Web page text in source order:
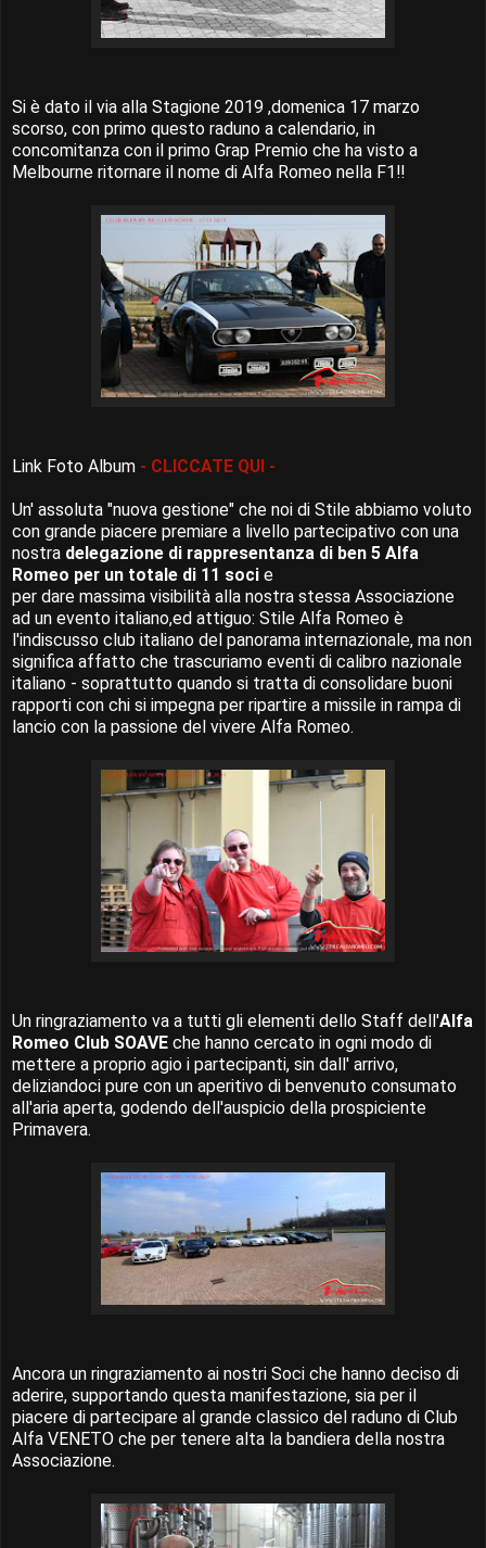
Si è dato il via alla Stagione 2019 ,domenica 17 marzo
scorso, con primo questo raduno a calendario, in
concomitanza con il primo Grap Premio che ha visto a
Melbourne ritornare il nome di Alfa Romeo nella F1!!
Link Foto Album - CLICCATE QUI -
Un' assoluta "nuova gestione" che noi di Stile abbiamo voluto
con grande piacere premiare a livello partecipativo con una
nostra delegazione di rappresentanza di ben 5 Alfa
Romeo per un totale di 11 soci e
per dare massima visibilità alla nostra stessa Associazione
ad un evento italiano,ed attiguo: Stile Alfa Romeo è
l'indiscusso club italiano del panorama internazionale, ma non
significa affatto che trascuriamo eventi di calibro nazionale
italiano - soprattutto quando si tratta di consolidare buoni
rapporti con chi si impegna per ripartire a missile in rampa di
lancio con la passione del vivere Alfa Romeo.
Un ringraziamento va a tutti gli elementi dello Staff dell'Alfa
Romeo Club SOAVE che hanno cercato in ogni modo di
mettere a proprio agio i partecipanti, sin dall' arrivo,
deliziandoci pure con un aperitivo di benvenuto consumato
all'aria aperta, godendo dell'auspicio della prospiciente
Primavera.
Ancora un ringraziamento ai nostri Soci che hanno deciso di
aderire, supportando questa manifestazione, sia per il
piacere di partecipare al grande classico del raduno di Club
Alfa VENETO che per tenere alta la bandiera della nostra
Associazione.